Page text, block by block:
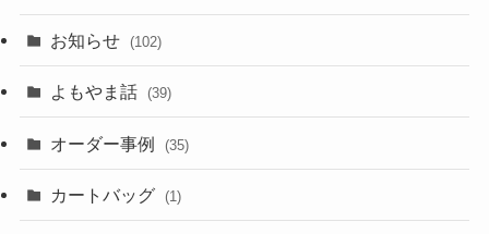
お知らせ (102)
よもやま話 (39)
オーダー事例 (35)
カートバッグ (1)